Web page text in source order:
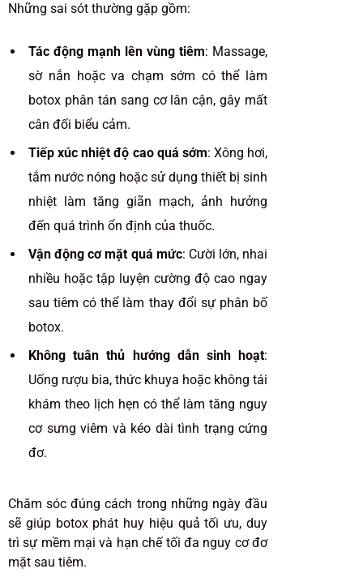
Những sai sót thường gặp gồm:
Tác động mạnh lên vùng tiêm: Massage,
sờ nắn hoặc va chạm sớm có thể làm
botox phân tán sang cơ lân cận, gây mất
cân đối biểu cảm.
Tiếp xúc nhiệt độ cao quá sớm: Xông hơi,
tắm nước nóng hoặc sử dụng thiết bị sinh
nhiệt làm tăng giãn mạch, ảnh hưởng
đến quá trình ổn định của thuốc.
Vận động cơ mặt quá mức: Cười lớn, nhai
nhiều hoặc tập luyện cường độ cao ngay
sau tiêm có thể làm thay đổi sự phân bố
botox.
Không tuân thủ hướng dẫn sinh hoạt:
Uống rượu bia, thức khuya hoặc không tái
khám theo lịch hẹn có thể làm tăng nguy
cơ sưng viêm và kéo dài tình trạng cứng
đơ.
Chăm sóc đúng cách trong những ngày đầu
sẽ giúp botox phát huy hiệu quả tối ưu, duy
trì sự mềm mại và hạn chế tối đa nguy cơ đơ
mặt sau tiêm.